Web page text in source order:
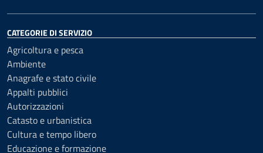
CATEGORIE DI SERVIZIO
Agricoltura e pesca
Ambiente
Anagrafe e stato civile
Appalti pubblici
Autorizzazioni
Catasto e urbanistica
Cultura e tempo libero
Educazione e formazione